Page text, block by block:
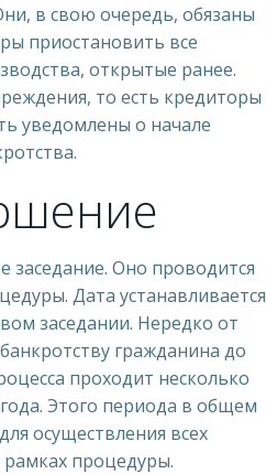
в свою очередь, обязаны
приостановить все
открытые ранее.
то есть кредиторы
уведомлены о начале
заседание. Оно проводится
Дата устанавливается
заседании. Нередко от
гражданина до
проходит несколько
Этого периода в общем
осуществления всех
процедуры.